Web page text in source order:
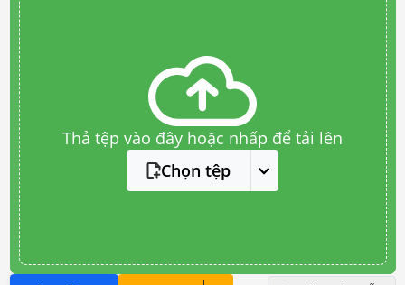
Thả tệp vào đây hoặc nhấp để tải lên
Chọn tệp